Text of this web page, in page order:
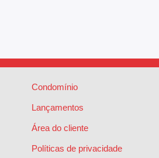
Condomínio
Lançamentos
Área do cliente
Políticas de privacidade